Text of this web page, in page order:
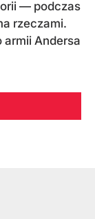
— podczas
rzeczami.
armii Andersa